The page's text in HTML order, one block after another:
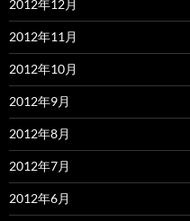
2012年12月
2012年11月
2012年10月
2012年9月
2012年8月
2012年7月
2012年6月